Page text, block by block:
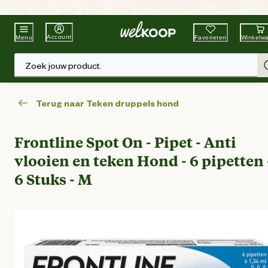
Beste WinkelketenTuin & Dier
Menu Account Favorieten
Zoek jouw product.
Terug naar Teken druppels hond
Frontline Spot On - Pipet - Anti
vlooien en teken Hond - 6 pipetten
6 Stuks - M